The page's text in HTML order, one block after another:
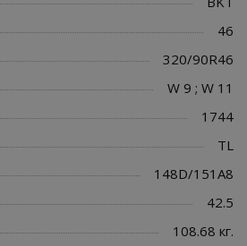
46
320/90R46
W 9 ; W 11
1744
TL
148D/151A8
42.5
108.68 кг.